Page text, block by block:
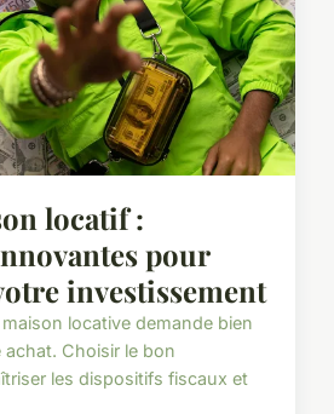
locatif :
pour
investissement
locative demande bien
Choisir le bon
les dispositifs fiscaux et